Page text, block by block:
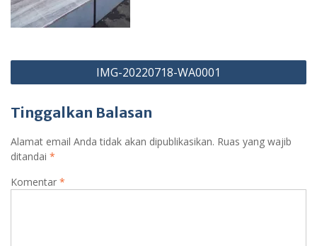
Navigasi
pos
IMG-20220718-WA0001
Tinggalkan Balasan
Alamat email Anda tidak akan dipublikasikan. Ruas yang wajib
ditandai *
Komentar *